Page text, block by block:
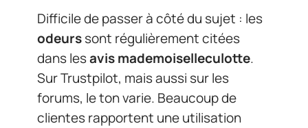
Difficile de passer à côté du sujet : les
odeurssont régulièrement citées
dans lesavis mademoiselleculotte.
Sur Trustpilot, mais aussi sur les
forums, le ton varie. Beaucoup de
clientes rapportent une utilisation